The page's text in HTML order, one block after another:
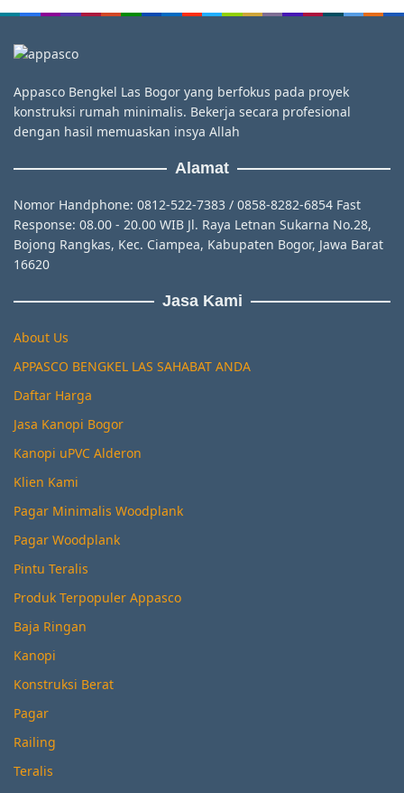
Appasco Bengkel Las Bogor yang berfokus pada proyek
konstruksi rumah minimalis. Bekerja secara profesional
dengan hasil memuaskan insya Allah
Alamat
Nomor Handphone: 0812-522-7383 / 0858-8282-6854 Fast
Response: 08.00 - 20.00 WIB Jl. Raya Letnan Sukarna No.28,
Bojong Rangkas, Kec. Ciampea, Kabupaten Bogor, Jawa Barat
16620
Jasa Kami
About Us
APPASCO BENGKEL LAS SAHABAT ANDA
Daftar Harga
Jasa Kanopi Bogor
Kanopi uPVC Alderon
Klien Kami
Pagar Minimalis Woodplank
Pagar Woodplank
Pintu Teralis
Produk Terpopuler Appasco
Baja Ringan
Kanopi
Konstruksi Berat
Pagar
Railing
Teralis